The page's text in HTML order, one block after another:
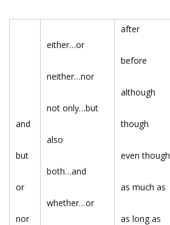
and
but
or
nor
either…or
neither…nor
not only…but
also
both…and
whether…or
after
before
although
though
even though
as much as
as long as